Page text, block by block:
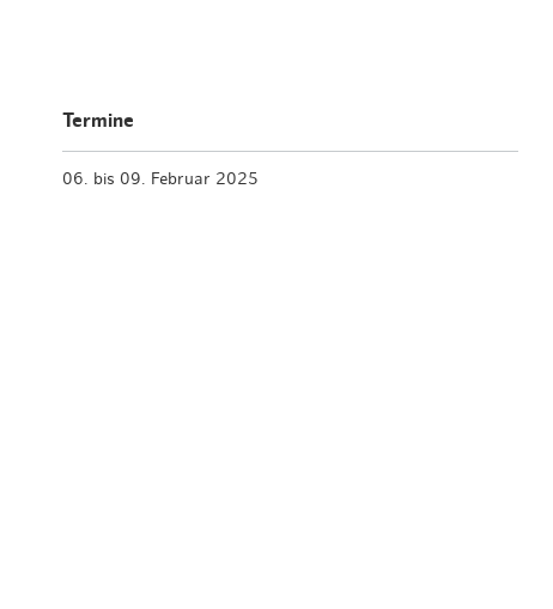
Termine
06. bis 09. Februar 2025